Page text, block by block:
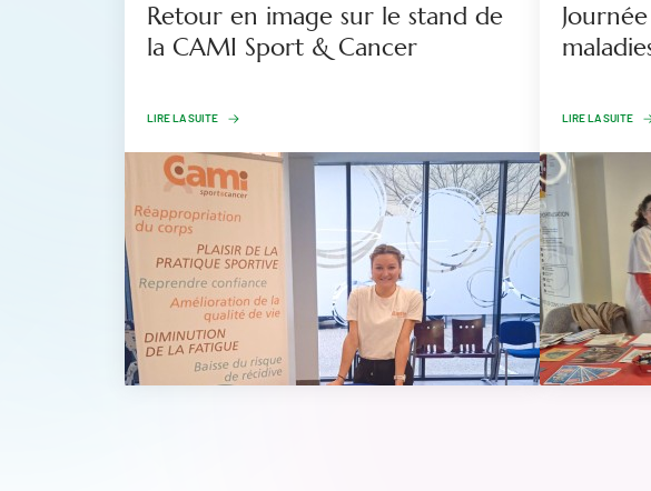
Retour en image sur le stand de
la CAMI Sport & Cancer
LIRE LA SUITE LIRE LA SUITE